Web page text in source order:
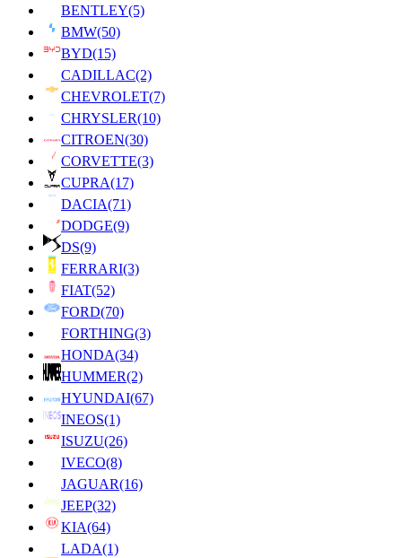
BENTLEY(5)
BMW(50)
BYD(15)
CADILLAC(2)
CHEVROLET(7)
CHRYSLER(10)
CITROEN(30)
CORVETTE(3)
CUPRA(17)
DACIA(71)
DODGE(9)
DS(9)
FERRARI(3)
FIAT(52)
FORD(70)
FORTHING(3)
HONDA(34)
HUMMER(2)
HYUNDAI(67)
INEOS(1)
ISUZU(26)
IVECO(8)
JAGUAR(16)
JEEP(32)
KIA(64)
LADA(1)